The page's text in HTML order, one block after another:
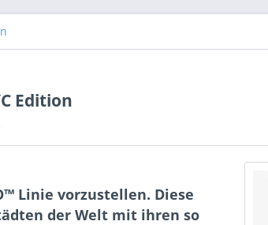
Edition
Linie vorzustellen. Diese
der Welt mit ihren so